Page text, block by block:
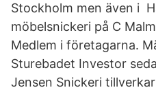
Stockholm men även i
möbelsnickeri på C
Medlem i företagarna.
Sturebadet Investor
Jensen Snickeri